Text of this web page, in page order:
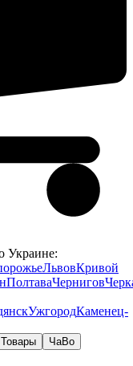
Украине:
ЛьвовКривой
ПолтаваЧернигов
УжгородКаменец-
ЧаВо